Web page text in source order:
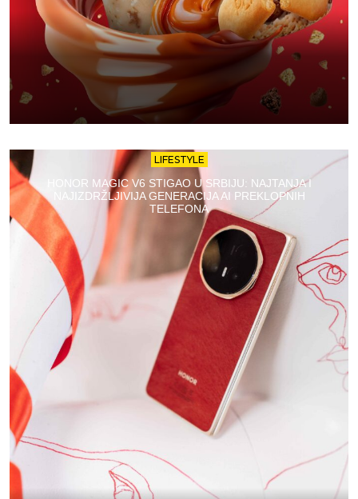
LIFESTYLE
HONOR MAGIC V6 STIGAO U SRBIJU: NAJTANJA I
NAJIZDRŽLJIVIJA GENERACIJA AI PREKLOPNIH
TELEFONA